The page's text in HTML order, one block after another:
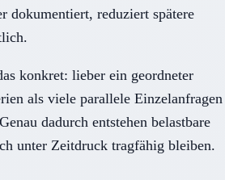
dokumentiert, reduziert spätere
konkret: lieber ein geordneter
als viele parallele Einzelanfragen
dadurch entstehen belastbare
unter Zeitdruck tragfähig bleiben.